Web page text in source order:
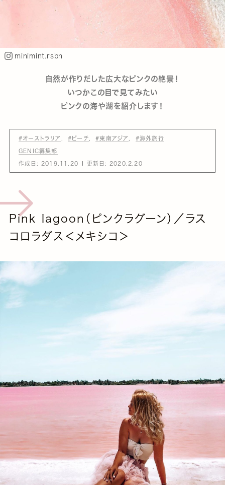
minimint.rsbn
自然が作りだした広大なピンクの絶景！
いつかこの目で見てみたい
ピンクの海や湖を紹介します！
#オーストラリア #ビーチ #東南アジア #海外旅行
GENIC編集部
作成日: 2019.11.20 更新日: 2020.2.20
Pink lagoon（ピンクラグーン）／ラス
コロラダス＜メキシコ＞